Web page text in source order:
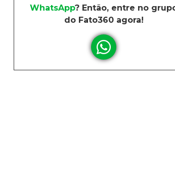
WhatsApp? Então, entre no
do Fato360 agora!